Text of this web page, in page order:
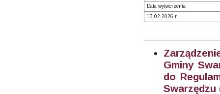
Data wytworzenia
13.02.2026 r.
Gminy
do
Swarzędzu